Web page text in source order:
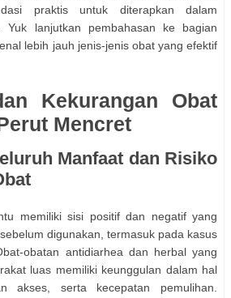
praktis untuk diterapkan dalam
Yuk lanjutkan pembahasan ke bagian
lebih jauh jenis-jenis obat yang efektif
Kekurangan Obat
Mencret
Manfaat dan Risiko
memiliki sisi positif dan negatif yang
digunakan, termasuk pada kasus
obatan antidiarhea dan herbal yang
luas memiliki keunggulan dalam hal
akses, serta kecepatan pemulihan.